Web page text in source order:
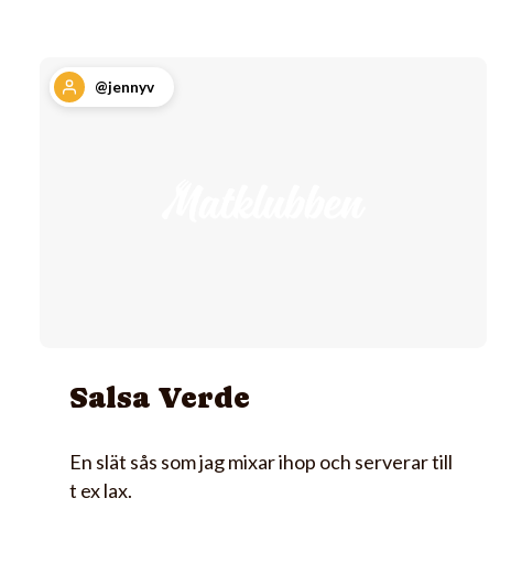
@jennyv
Salsa Verde
En slät sås som jag mixar ihop och serverar till
t ex lax.